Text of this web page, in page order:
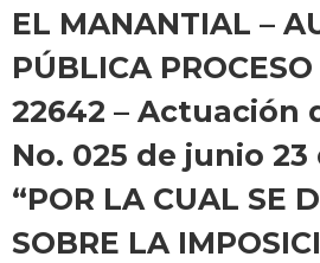
EL MANANTIAL –
PÚBLICA
22642 – Actuación
No. 025 de junio 23
“POR LA CUAL SE
SOBRE LA